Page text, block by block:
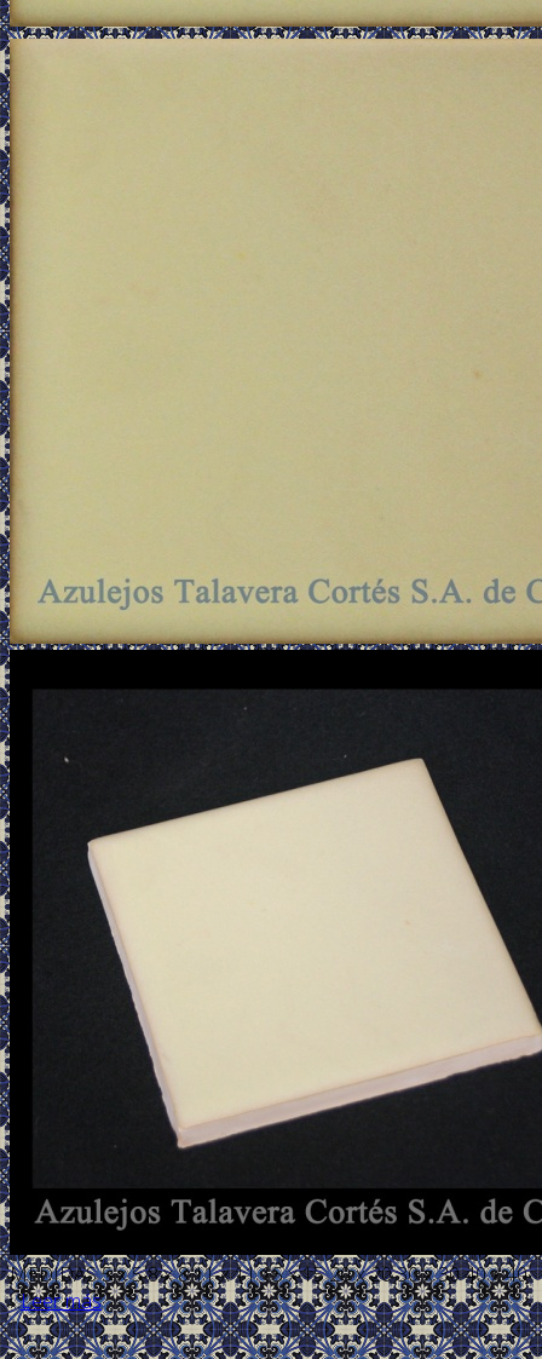
MEDIDAS 5 x 5 8 x 8 11 x 11 15 x 15 20 x 20 30 x 30 40 x 40
...Leer más